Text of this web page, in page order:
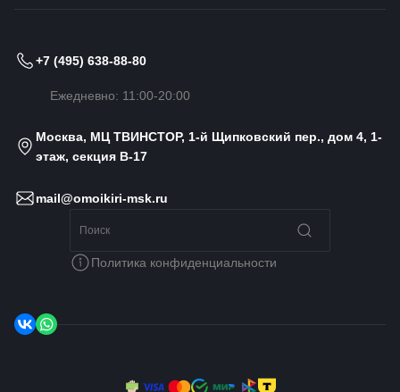
+7 (495) 638-88-80
Ежедневно: 11:00-20:00
Москва, МЦ ТВИНСТОР, 1-й Щипковский пер., дом 4, 1-
этаж, секция B-17
mail@omoikiri-msk.ru
Политика конфиденциальности